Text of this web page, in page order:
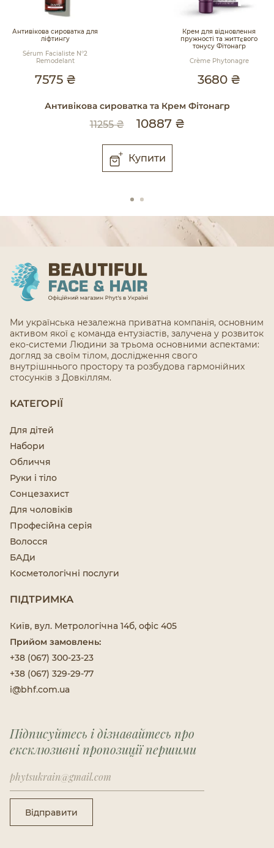
Антивікова сироватка для
ліфтингу
Sérum Facialiste N°2
Remodelant
7575 ₴
Крем для відновлення
пружності та життєвого
тонусу Фітонагр
Crème Phytonagre
3680 ₴
Антивікова сироватка та Крем Фітонагр
11255 ₴ 10887 ₴
Купити
Ми українська незалежна приватна компанія, основним
активом якої є команда ентузіастів, залучена у розвиток
еко-системи Людини за трьома основними аспектами:
догляд за своїм тілом, дослідження свого
внутрішннього простору та розбудова гармонійних
стосунків з Довкіллям.
КАТЕГОРІЇ
Для дітей
Набори
Обличчя
Руки і тіло
Сонцезахист
Для чоловіків
Професійна серія
Волосся
БАДи
Косметологічні послуги
ПІДТРИМКА
Київ, вул. Метрологічна 14б, офіс 405
Прийом замовлень:
+38 (067) 300-23-23
+38 (067) 329-29-77
i@bhf.com.ua
Підписуйтесь і дізнавайтесь про
ексклюзивні пропозиції першими
Відправити